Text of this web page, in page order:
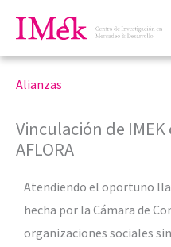
contenido
Vinculación de
AFLORA
Alianzas
Atendiendo el oportuno
hecha por la Cámara de
organizaciones sociales